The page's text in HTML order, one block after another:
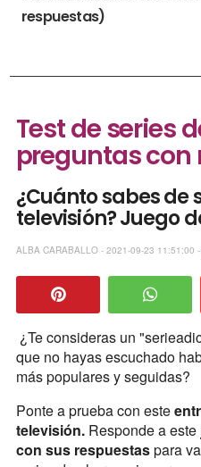
respuestas)
Test de series
preguntas con
¿Cuánto sabes de
televisión? Juego
ALBA CARABALLO - 2021-09-23 11:51:00 -
¿Te consideras un
que no hayas escuchado
más populares y seguidas?
Ponte a prueba con este
televisión.Responde a este
con sus respuestaspara